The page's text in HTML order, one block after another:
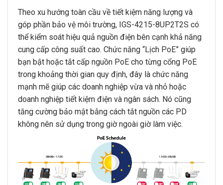
Theo xu hướng toàn cầu về tiết kiệm năng lượng và
góp phần bảo vệ môi trường, IGS-4215-8UP2T2S có
thể kiểm soát hiệu quả nguồn điện bên cạnh khả năng
cung cấp công suất cao. Chức năng “Lịch PoE” giúp
bạn bật hoặc tắt cấp nguồn PoE cho từng cổng PoE
trong khoảng thời gian quy định, đây là chức năng
mạnh mẽ giúp các doanh nghiệp vừa và nhỏ hoặc
doanh nghiệp tiết kiệm điện và ngân sách. Nó cũng
tăng cường bảo mật bằng cách tắt nguồn các PD
không nên sử dụng trong giờ ngoài giờ làm việc.